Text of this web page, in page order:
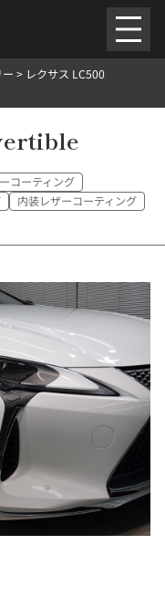
地
ティング施工料金
ニング＆コーティング施工料金
対策デントリペア
> レクサス LC500
コーティング
内装レザーコーティング